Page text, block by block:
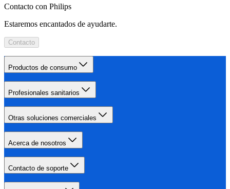
Contacto con Philips
Estaremos encantados de ayudarte.
Contacto
Productos de consumo
Profesionales sanitarios
Otras soluciones comerciales
Acerca de nosotros
Contacto de soporte